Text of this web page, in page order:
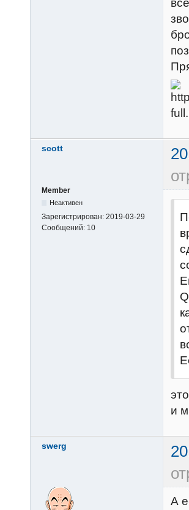
scott
Member
Неактивен
Зарегистрирован: 2019-03-29
Сообщений: 10
и
swerg
А